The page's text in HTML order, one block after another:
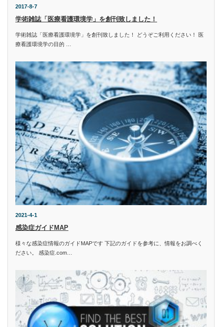
2017-8-7
学術雑誌「医療看護環境学」を創刊致しました！
学術雑誌「医療看護環境学」を創刊致しました！ どうぞご利用ください！ 医
療看護環境学の目的 …
2021-4-1
感染症ガイドMAP
様々な感染症情報のガイドMAPです 下記のガイドを参考に、情報をお調べく
ださい。 感染症.com…